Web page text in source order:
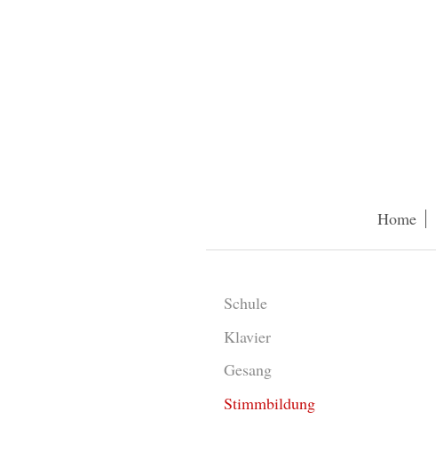
Home
Schule
Klavier
Gesang
Stimmbildung